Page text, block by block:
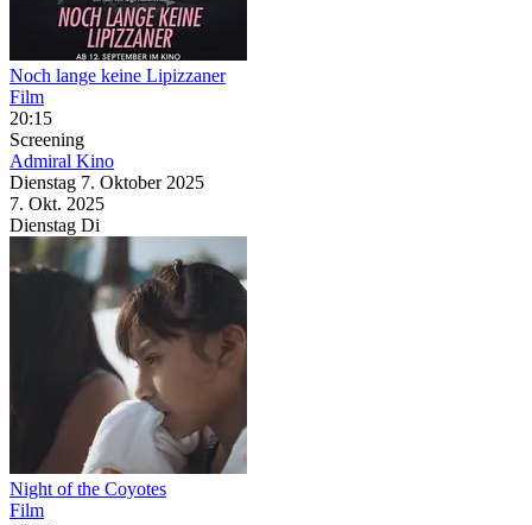
Noch lange keine Lipizzaner
Film
20:15
Screening
Admiral Kino
Dienstag 7. Oktober 2025
7. Okt. 2025
Dienstag Di
Night of the Coyotes
Film